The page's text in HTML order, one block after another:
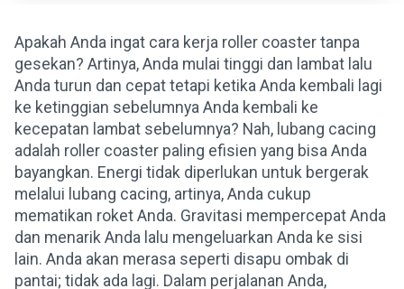
Apakah Anda ingat cara kerja roller coaster tanpa
gesekan? Artinya, Anda mulai tinggi dan lambat lalu
Anda turun dan cepat tetapi ketika Anda kembali lagi
ke ketinggian sebelumnya Anda kembali ke
kecepatan lambat sebelumnya? Nah, lubang cacing
adalah roller coaster paling efisien yang bisa Anda
bayangkan. Energi tidak diperlukan untuk bergerak
melalui lubang cacing, artinya, Anda cukup
mematikan roket Anda. Gravitasi mempercepat Anda
dan menarik Anda lalu mengeluarkan Anda ke sisi
lain. Anda akan merasa seperti disapu ombak di
pantai; tidak ada lagi. Dalam perjalanan Anda,